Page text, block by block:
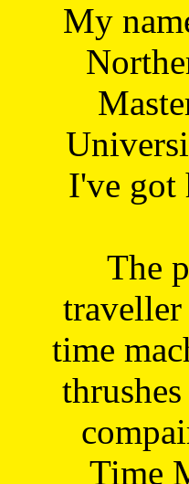
My
I've got
The
time
Time